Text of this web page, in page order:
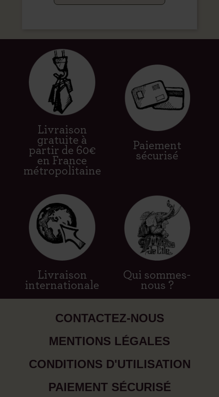
Livraison
gratuite à
partir de 60€
en France
métropolitaine
Paiement
sécurisé
Livraison
internationale
Qui sommes-
nous ?
CONTACTEZ-NOUS
MENTIONS LÉGALES
CONDITIONS D'UTILISATION
PAIEMENT SÉCURISÉ